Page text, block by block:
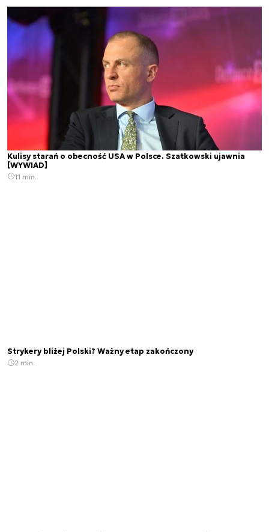
Kulisy starań o obecność USA w Polsce. Szatkowski ujawnia
[WYWIAD]
11 min.
Strykery bliżej Polski? Ważny etap zakończony
2 min.